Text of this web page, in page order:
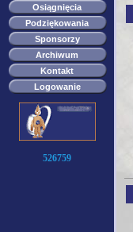
Osiągnięcia
Podziękowania
Sponsorzy
Archiwum
Kontakt
Logowanie
526759